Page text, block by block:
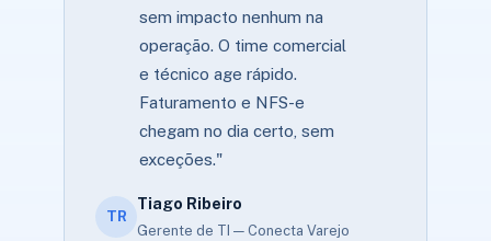
sem impacto nenhum na
operação. O time comercial
e técnico age rápido.
Faturamento e NFS-e
chegam no dia certo, sem
exceções."
TR
Tiago Ribeiro
Gerente de TI — Conecta Varejo